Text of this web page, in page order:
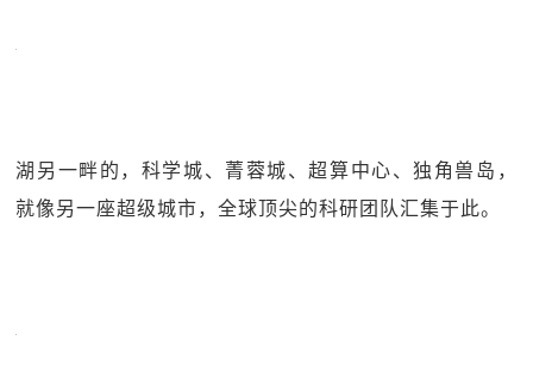
湖另一畔的，科学城、菁蓉城、超算中心、独角兽岛，
就像另一座超级城市，全球顶尖的科研团队汇集于此。